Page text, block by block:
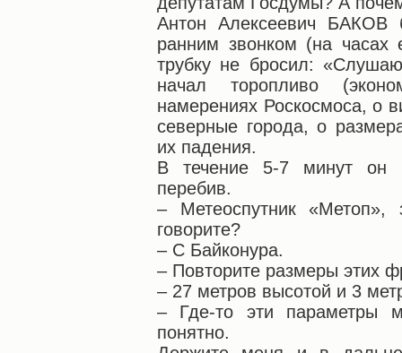
Антон Алексеевич БАКОВ
ранним звонком (на часах
трубку не бросил:
начал торопливо
намерениях Роскосмоса, о
северные города, о
их падения.
В течение 5-7 минут он
перебив.
– Метеоспутник «Метоп»,
говорите?
– С Байконура.
– Повторите размеры этих
– 27 метров высотой и 3
– Где-то эти параметры
понятно.